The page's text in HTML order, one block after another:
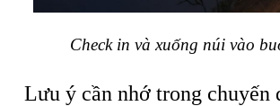
Check in và xuống núi vào
Lưu ý cần nhớ trong